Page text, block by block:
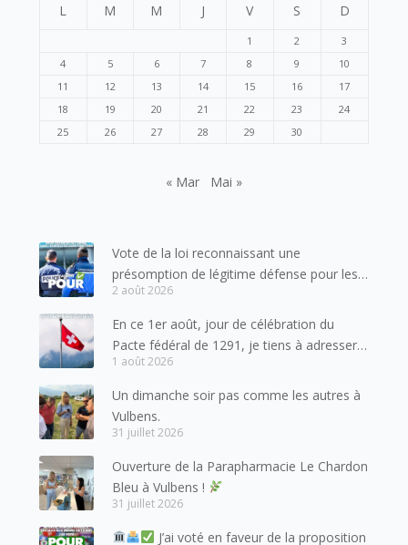
L M M J V S D
1 2
3
4
5 6 7 8 9
10
11
12 13 14 15 16
17
18
19 20 21 22 23
24
25
26 27 28 29 30
« Mar Mai »
Vote de la loi reconnaissant une
présomption de légitime défense pour les
forces de l’ordre
2 août 2026
En ce 1er août, jour de célébration du
Pacte fédéral de 1291, je tiens à adresser
mes meilleures salutations à nos voisins et
amis suisses, et plus particulièrement aux
habitants du bassin genevois et de l’arc
lémanique, avec lesquels la Haute-Savoie
1 août 2026
Un dimanche soir pas comme les autres à
Vulbens.
31 juillet 2026
Ouverture de la Parapharmacie Le Chardon
Bleu à Vulbens !
31 juillet 2026
J’ai voté en faveur de la proposition